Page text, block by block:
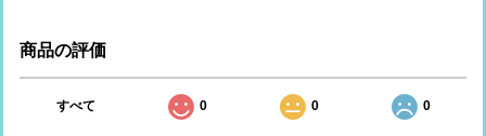
商品の評価
すべて 0 0 0